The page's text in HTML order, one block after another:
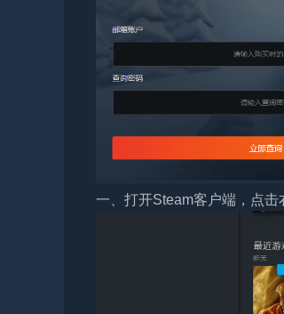
一、打开Steam客户端，点